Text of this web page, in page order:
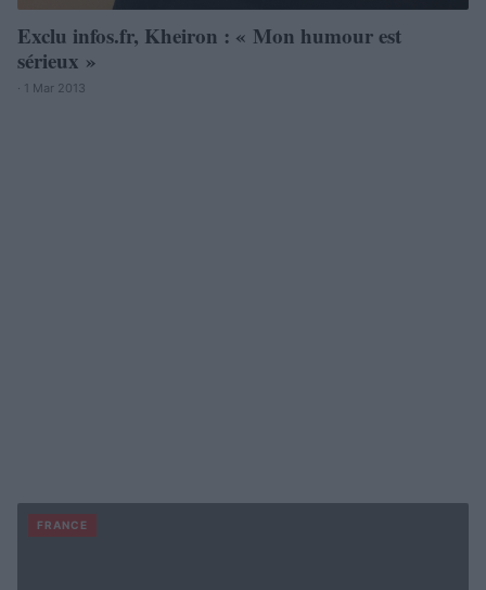
Exclu infos.fr, Kheiron : « Mon humour est
sérieux »
· 1 Mar 2013
FRANCE